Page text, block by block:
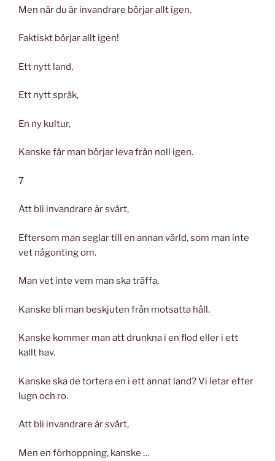
Men när du är invandrare börjar allt igen.
Faktiskt börjar allt igen!
Ett nytt land,
Ett nytt språk,
En ny kultur,
Kanske får man börjar leva från noll igen.
7
Att bli invandrare är svårt,
Eftersom man seglar till en annan värld, som man inte
vet någonting om.
Man vet inte vem man ska träffa,
Kanske bli man beskjuten från motsatta håll.
Kanske kommer man att drunkna i en flod eller i ett
kallt hav.
Kanske ska de tortera en i ett annat land? Vi letar efter
lugn och ro.
Att bli invandrare är svårt,
Men en förhoppning, kanske …